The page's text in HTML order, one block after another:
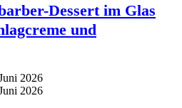
Dessert im Glas
und
2026
2026